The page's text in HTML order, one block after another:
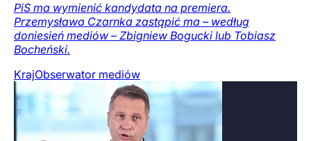
PiS ma wymienić kandydata na premiera.
Przemysława Czarnka zastąpić ma – według
doniesień mediów – Zbigniew Bogucki lub Tobiasz
Bocheński.
KrajObserwator mediów